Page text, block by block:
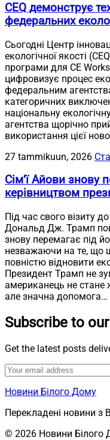
CEQ демонструє
федеральних
Сьогодні Центр
екологічної якості
програми для CE
цифровизує процес
федеральним
категоричних
національну
агентства щорічно
використання цієї
27 tammikuun, 2026
Сім’ї Айови знову
керівництвом
Під час свого візиту
Дональд Дж. Трамп
знову перемагає під
незважаючи на те, що
повністю відновити
Президент Трамп не
американець не стане
але значна допомога…
Subscribe to
Get the latest posts
Новини Білого Дому
Перекладені новини з
© 2026 Новини Білого